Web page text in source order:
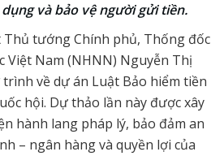
và bảo vệ người gửi tiền.
Thủ tướng Chính phủ, Thống đốc
Việt Nam (NHNN) Nguyễn Thị
về dự án Luật Bảo hiểm tiền
hội. Dự thảo lần này được xây
hành lang pháp lý, bảo đảm an
– ngân hàng và quyền lợi của